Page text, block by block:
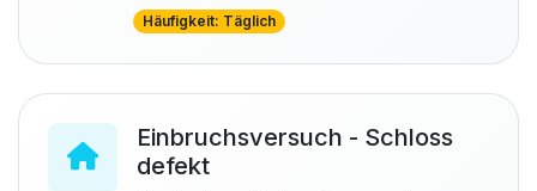
Häufigkeit: Täglich
Einbruchsversuch - Schloss
defekt